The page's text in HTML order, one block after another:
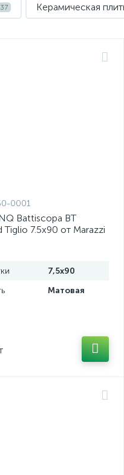
37 Керамическая
0001
Battiscopa BT
7.5x90 от Marazzi
7,5x90
Матовая